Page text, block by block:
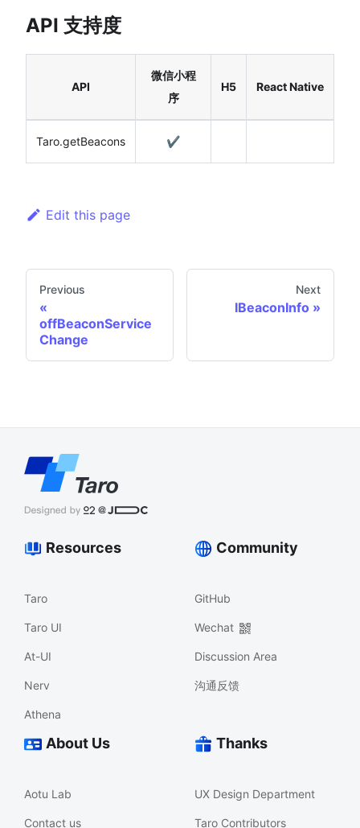
API 支持度
API
微信小程
序
H5 React Native
Taro.getBeacons ✔️
Edit this page
Previous
offBeaconService
Change
Next
IBeaconInfo
Resources
Taro
Taro UI
At-UI
Nerv
Athena
Community
GitHub
Wechat
Discussion Area
沟通反馈
About Us
Aotu Lab
Contact us
Thanks
UX Design Department
Taro Contributors